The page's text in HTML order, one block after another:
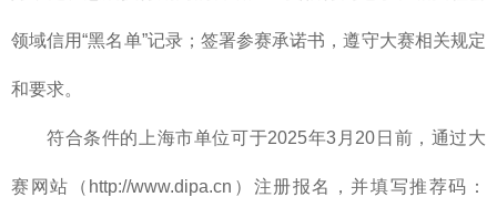
领域信用“黑名单”记录；签署参赛承诺书，遵守大赛相关规定
和要求。
符合条件的上海市单位可于2025年3月20日前，通过大
赛网站（http://www.dipa.cn）注册报名，并填写推荐码：